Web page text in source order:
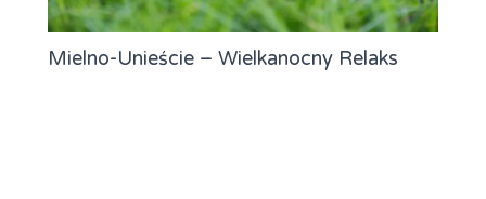
Mielno-Unieście – Wielkanocny Relaks